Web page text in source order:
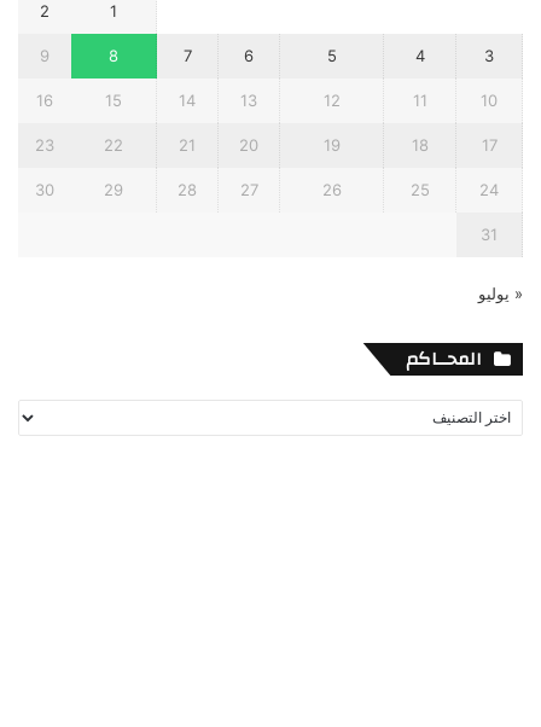
1
2
3
4
5
6
7
8
9
10
11
12
13
14
15
16
17
18
19
20
21
22
23
24
25
26
27
28
29
30
31
« يوليو
المحــاكم
المحــاكم